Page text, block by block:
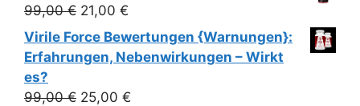
99,00€ Ursprünglicher
Preis
99,00 €
21,00 €
Preis
ist:
Virile Force Bewertungen {Warnungen}:
Erfahrungen, Nebenwirkungen – Wirkt
es?
99,00€ Ursprünglicher
25,00 €